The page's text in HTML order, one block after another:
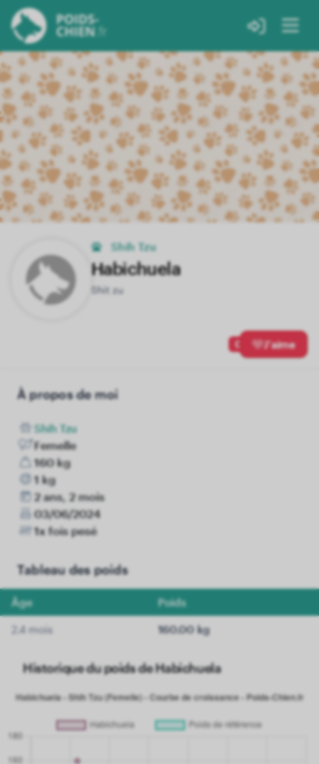
Shih Tzu
Habichuela
Shit zu
0 J'aime
À propos de moi
Shih Tzu
Femelle
160 kg
1 kg
2 ans, 2 mois
03/06/2024
1x fois pesé
Tableau des poids
Âge Poids
2.4 mois 160.00 kg
Historique du poids de Habichuela